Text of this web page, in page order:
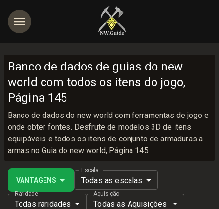
Banco de dados de guias do new
world com todos os itens do jogo,
Página 145
Banco de dados do new world com ferramentas de jogo e
onde obter fontes. Desfrute de modelos 3D de itens
equipáveis e todos os itens de conjunto de armaduras a
armas no Guia do new world, Página 145
VANTAGENS
Escala
Todas as escalas
Raridade
Todas raridades
Aquisição
Todas as Aquisições